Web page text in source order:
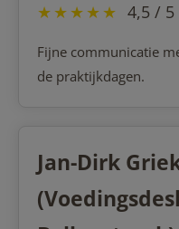
★★★★★ 4,5 / 5
Fijne communicatie
de praktijkdagen.
Jan-Dirk